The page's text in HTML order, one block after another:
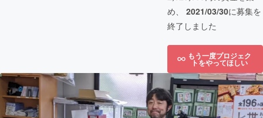
め、 2021/03/30に募集を
終了しました
もう一度プロジェク
トをやってほしい